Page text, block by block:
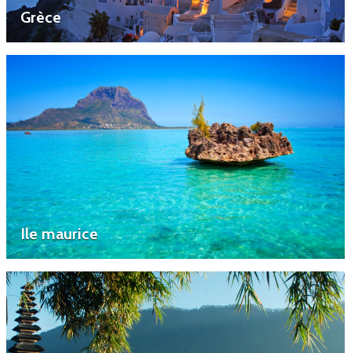
Grèce
Ile maurice